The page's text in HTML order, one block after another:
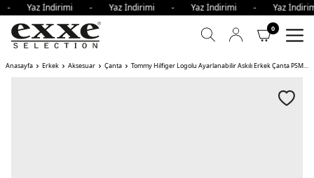
- Yaz İndirimi - Yaz İndirimi - Yaz İndirimi - Yaz
0
Anasayfa Erkek Aksesuar Çanta Tommy Hilfiger Logolu Ayarlanabilir Askılı Erkek Çanta PSM KOYU